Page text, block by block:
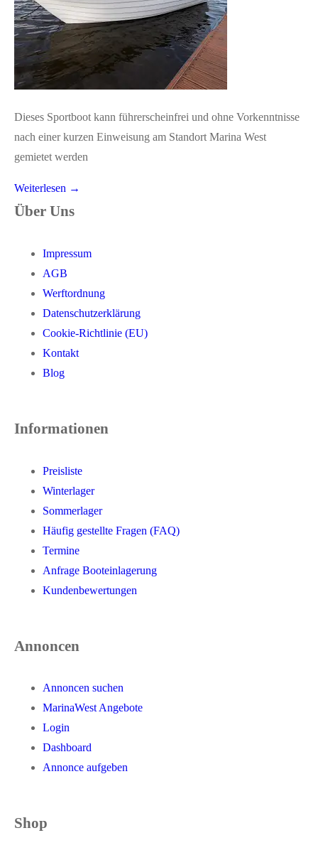
Dieses Sportboot kann führerscheinfrei und ohne Vorkenntnisse
nach einer kurzen Einweisung am Standort Marina West
gemietet werden
Weiterlesen →
Über Uns
Impressum
AGB
Werftordnung
Datenschutzerklärung
Cookie-Richtlinie (EU)
Kontakt
Blog
Informationen
Preisliste
Winterlager
Sommerlager
Häufig gestellte Fragen (FAQ)
Termine
Anfrage Booteinlagerung
Kundenbewertungen
Annoncen
Annoncen suchen
MarinaWest Angebote
Login
Dashboard
Annonce aufgeben
Shop